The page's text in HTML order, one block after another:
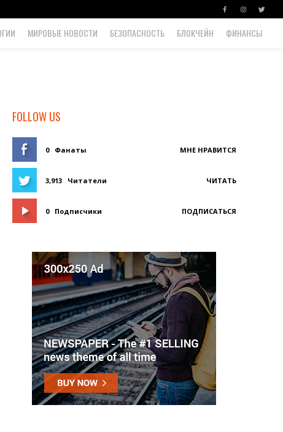
МИРОВЫЕ НОВОСТИ БЕЗОПАСНОСТЬ БЛОКЧЕЙН ФИНАНСЫ
FOLLOW US
0 Фанаты МНЕ НРАВИТСЯ
3,913 Читатели ЧИТАТЬ
0 Подписчики ПОДПИСАТЬСЯ